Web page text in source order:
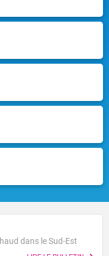
dans le Sud-Est